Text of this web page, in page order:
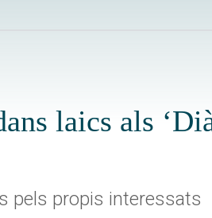
laics als
pels propis interessats